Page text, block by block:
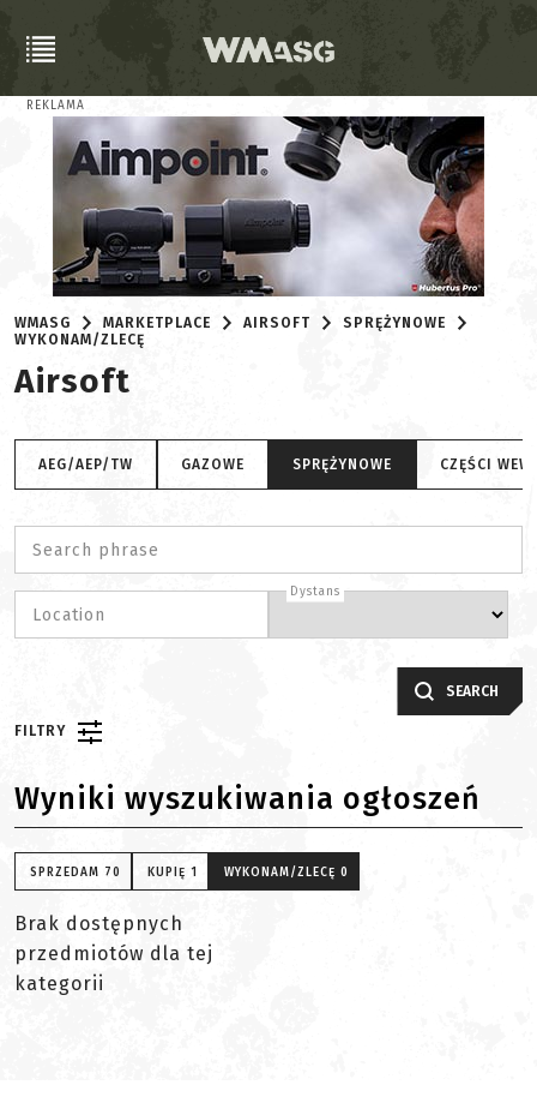
REKLAMA
WMASG MARKETPLACE AIRSOFT
SPRĘŻYNOWE
WYKONAM/ZLECĘ
Airsoft
AEG/AEP/TW GAZOWE SPRĘŻYNOWE CZĘŚCI
Search phrase
Location
Dystans
SEARCH
FILTRY
Wyniki wyszukiwania ogłoszeń
SPRZEDAM 70 KUPIĘ 1 WYKONAM/ZLECĘ 0
Brak dostępnych
przedmiotów dla tej
kategorii